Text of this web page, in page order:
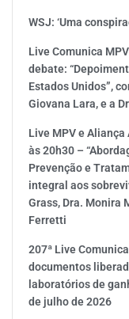
WSJ: ‘Uma
Live Comunica
debate:
Estados Unidos”,
Giovana Lara, e a
Live MPV e
às 20h30 –
Prevenção e
integral aos
Grass, Dra. Monira
Ferretti
207ª Live
documentos
laboratórios de
de julho de 2026